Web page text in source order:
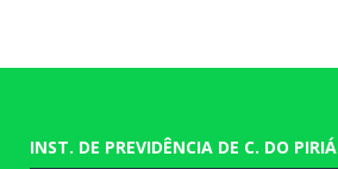
INST. DE PREVIDÊNCIA DE C. DO PIRIÁ